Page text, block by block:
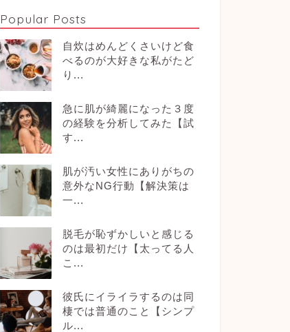
Popular Posts
自炊はめんどくさいけど食
べるのが大好きな私がたど
り...
急に肌が綺麗になった３度
の経験を分析してみた【試
す...
肌が汚い女性にありがちの
意外なNG行動【解決策は
一...
脱毛が恥ずかしいと感じる
のは最初だけ【太ってる人
こ...
彼氏にイライラするのは同
棲では普通のこと【シンプ
ル...